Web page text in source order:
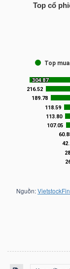
Top cổ
PHÂN